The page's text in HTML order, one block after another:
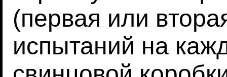
(первая или
испытаний на